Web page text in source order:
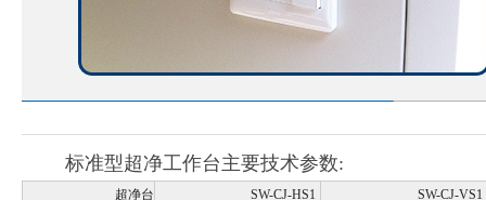
标准型超净工作台主要技术参数:
超净台
SW-CJ-HS1
SW-CJ-VS1